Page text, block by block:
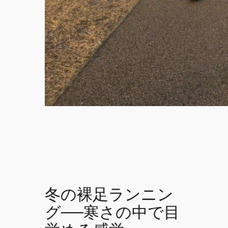
冬の裸足ランニン
グ──寒さの中で目